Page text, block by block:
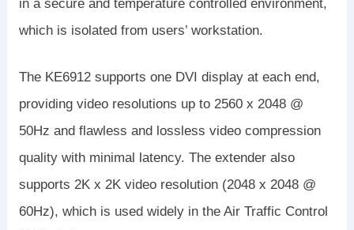
in a secure and temperature controlled environment,
which is isolated from users’ workstation.
The KE6912 supports one DVI display at each end,
providing video resolutions up to 2560 x 2048 @
50Hz and flawless and lossless video compression
quality with minimal latency. The extender also
supports 2K x 2K video resolution (2048 x 2048 @
60Hz), which is used widely in the Air Traffic Control